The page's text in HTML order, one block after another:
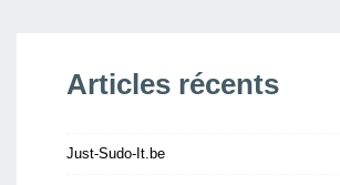
Articles récents
Just-Sudo-It.be